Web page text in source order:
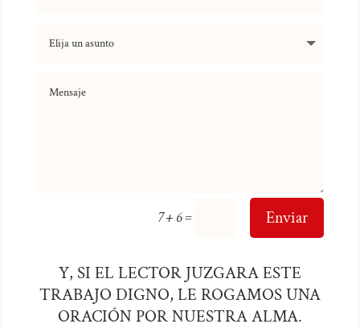
7 + 6= Enviar
Y, SI EL LECTOR JUZGARA ESTE
TRABAJO DIGNO, LE ROGAMOS UNA
ORACIÓN POR NUESTRA ALMA.